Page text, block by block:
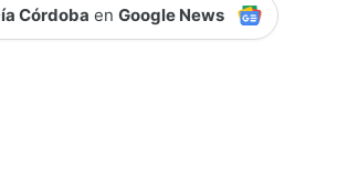
Córdoba enGoogle News